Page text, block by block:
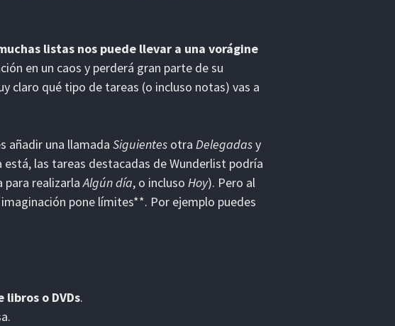
listas nos puede llevar a una vorágine
en un caos y perderá gran parte de su
claro qué tipo de tareas (o incluso notas) vas a
añadir una llamada Siguientes otra Delegadasy
está, las tareas destacadas de Wunderlist podría
para realizarlaAlgún día, o incluso Hoy). Pero al
pone límites**. Por ejemplo puedes
o DVDs.